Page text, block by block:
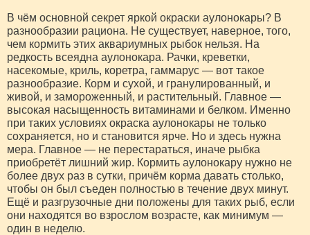
В чём основной секрет яркой окраски аулонокары? В
разнообразии рациона. Не существует, наверное, того,
чем кормить этих аквариумных рыбок нельзя. На
редкость всеядна аулонокара. Рачки, креветки,
насекомые, криль, коретра, гаммарус — вот такое
разнообразие. Корм и сухой, и гранулированный, и
живой, и замороженный, и растительный. Главное —
высокая насыщенность витаминами и белком. Именно
при таких условиях окраска аулонокары не только
сохраняется, но и становится ярче. Но и здесь нужна
мера. Главное — не перестараться, иначе рыбка
приобретёт лишний жир. Кормить аулонокару нужно не
более двух раз в сутки, причём корма давать столько,
чтобы он был съеден полностью в течение двух минут.
Ещё и разгрузочные дни положены для таких рыб, если
они находятся во взрослом возрасте, как минимум —
один в неделю.